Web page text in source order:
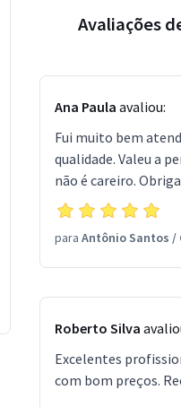
Avaliações
Ana Paula avaliou:
Fui muito bem
qualidade. Valeu a
não é careiro.
para Antônio Santos /
Roberto Silva
Excelentes
com bom preços.